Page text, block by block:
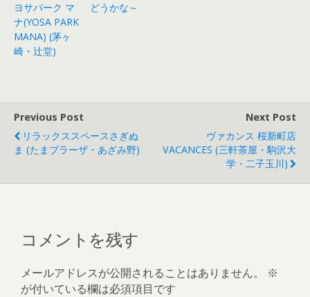
ヨサパーク マ
ナ(YOSA PARK
MANA) (茅ヶ
崎・辻堂)
どうかな～
Previous Post
リラックススペースさぎぬ
ま (たまプラーザ・あざみ野)
Next Post
ヴァカンス 桜新町店
VACANCES (三軒茶屋・駒沢大
学・二子玉川)
コメントを残す
メールアドレスが公開されることはありません。
※
が付いている欄は必須項目です